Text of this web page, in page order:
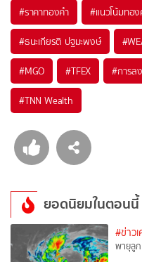
#ราคาทองคำ #แนวโน้มทอ
#ธนะเกียรติ ปฐมะพงษ์ #
#MGO #TFEX #การล
#TNN Wealth
ยอดนิยมในตอนนี้
#ข่าว
พายุลู